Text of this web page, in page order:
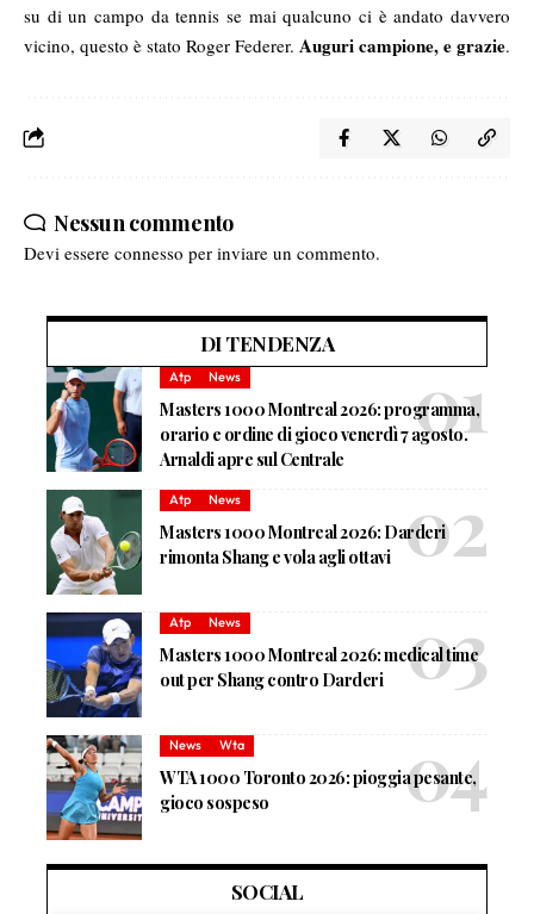
su di un campo da tennis se mai qualcuno ci è andato davvero
vicino, questo è stato Roger Federer. Auguri campione, e grazie.
Nessun commento
Devi essere connesso per inviare un commento.
DI TENDENZA
Atp News
Masters 1000 Montreal 2026: programma,
orario e ordine di gioco venerdì 7 agosto.
Arnaldi apre sul Centrale
Atp News
Masters 1000 Montreal 2026: Darderi
rimonta Shang e vola agli ottavi
Atp News
Masters 1000 Montreal 2026: medical time
out per Shang contro Darderi
News Wta
WTA 1000 Toronto 2026: pioggia pesante,
gioco sospeso
SOCIAL